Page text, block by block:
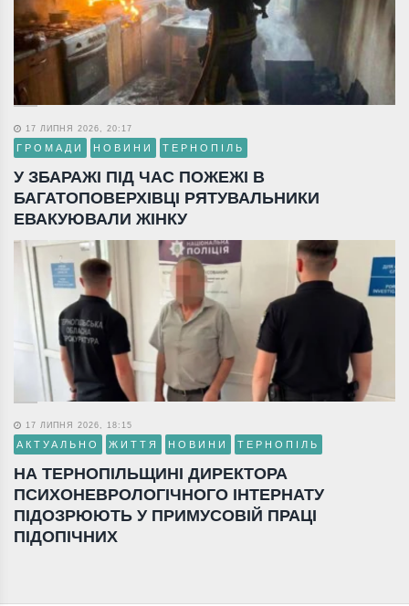
17 ЛИПНЯ 2026, 20:17
ГРОМАДИ НОВИНИ ТЕРНОПІЛЬ
У ЗБАРАЖІ ПІД ЧАС ПОЖЕЖІ В
БАГАТОПОВЕРХІВЦІ РЯТУВАЛЬНИКИ
ЕВАКУЮВАЛИ ЖІНКУ
17 ЛИПНЯ 2026, 18:15
АКТУАЛЬНО ЖИТТЯ НОВИНИ ТЕРНОПІЛЬ
НА ТЕРНОПІЛЬЩИНІ ДИРЕКТОРА
ПСИХОНЕВРОЛОГІЧНОГО ІНТЕРНАТУ
ПІДОЗРЮЮТЬ У ПРИМУСОВІЙ ПРАЦІ
ПІДОПІЧНИХ